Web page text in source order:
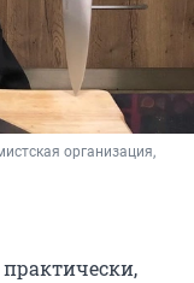
организация,